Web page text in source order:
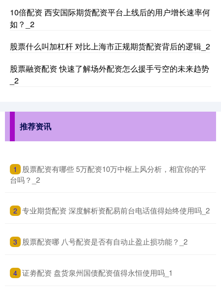
国债指数 229.69 +0.10 +0.04%
上证综指 3940.04 +39.68 +1.02%
10倍配资 西安国际期货配资平台上线后的用户增长速率何
如？_2
股票什么叫加杠杆 对比上海市正规期货配资背后的逻辑_2
股票融资配资 快速了解场外配资怎么援手亏空的未来趋势
_2
推荐资讯
1
​股票配资有哪些 5万配资10万中枢上风分析，相宜你的平
台吗？_2
2 ​专业期货配资 深度解析资配易前台电话值得始终使用吗_2
3 ​股票配资哪 八号配资是否有自动止盈止损功能？_2
4 ​证劵配资 盘货泉州国债配资值得永恒使用吗_1